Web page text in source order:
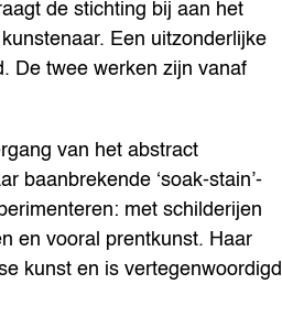
de stichting bij aan het
Een uitzonderlijke
De twee werken zijn vanaf
van het abstract
baanbrekende ‘soak-stain’-
met schilderijen
en vooral prentkunst. Haar
kunst en is vertegenwoordigd